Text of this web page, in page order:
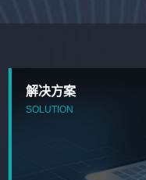
解决方案
SOLUTION